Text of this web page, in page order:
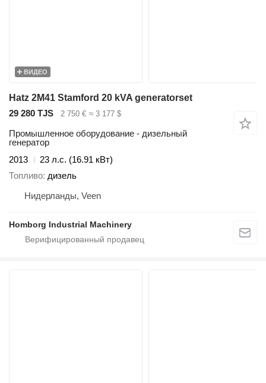
ВИДЕО
Hatz 2M41 Stamford 20 kVA generatorset
29 280 TJS
2 750 € ≈ 3 177 $
Промышленное оборудование - дизельный
генератор
2013
23 л.с. (16.91 кВт)
Топливо дизель
Нидерланды, Veen
Homborg Industrial Machinery